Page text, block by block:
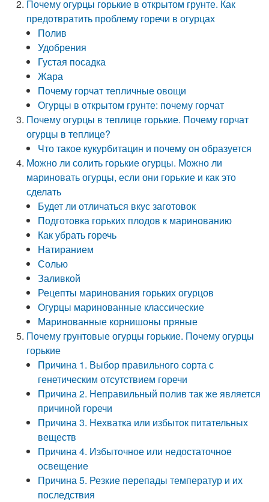
Почему огурцы горькие в открытом грунте. Как
предотвратить проблему горечи в огурцах
Полив
Удобрения
Густая посадка
Жара
Почему горчат тепличные овощи
Огурцы в открытом грунте: почему горчат
Почему огурцы в теплице горькие. Почему горчат
огурцы в теплице?
Что такое кукурбитацин и почему он образуется
Можно ли солить горькие огурцы. Можно ли
мариновать огурцы, если они горькие и как это
сделать
Будет ли отличаться вкус заготовок
Подготовка горьких плодов к маринованию
Как убрать горечь
Натиранием
Солью
Заливкой
Рецепты маринования горьких огурцов
Огурцы маринованные классические
Маринованные корнишоны пряные
Почему грунтовые огурцы горькие. Почему огурцы
горькие
Причина 1. Выбор правильного сорта с
генетическим отсутствием горечи
Причина 2. Неправильный полив так же является
причиной горечи
Причина 3. Нехватка или избыток питательных
веществ
Причина 4. Избыточное или недостаточное
освещение
Причина 5. Резкие перепады температур и их
последствия